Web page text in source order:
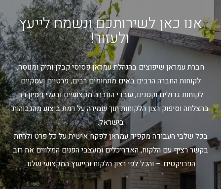
אנו כאן לשירותכם ונשמח לייעץ
ולעזור!
חברת עמראן שיפוצים בהנהלת עמראן פסיסי קבלן ותיק ומנוסה.
לקוחות החברה הרבים באים מתחומים רבים, פרטיים ועסקיים
לקוחות גדולים וקטנים, עובדי החברה מקצועיים ובעלי ניסיון רב
בהצלחה וסיפוק רצון הלקוחות תוך שמירה על רמת ביצוע מהגבוהות
בישראל.
בכל שלבי העבודה מקפיד עמראן לפקח אישית על כל פרט ולהיות
בקשר רציף עם הלקוח, האדריכלים ומעצבי הפנים המלווים את רוב
הפרויקטים – והכל לפי רצון הלקוח והייעוץ המקצועי שלנו.